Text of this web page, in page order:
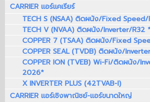
CARRIER แอร์แคเรียร์
TECH S (NSAA) ติดผนัง/Fixed
TECH V (NVAA) ติดผนัง/Inverter/R32
COPPER 7 (TSAA) ติดผนัง/Fixed
COPPER SEAL (TVDB) ติดผนัง/
COPPER ION (TVEB) Wi-Fi/ติดผนัง/
2026*
X INVERTER PLUS (42TVAB-I)
CARRIER แอร์เชิงพาณิชย์-แอร์ขนาดใหญ่